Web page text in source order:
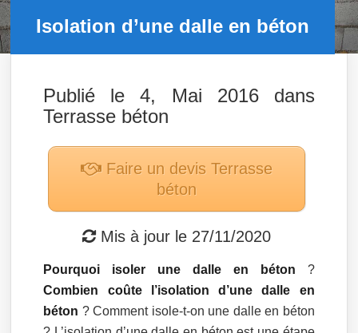
Isolation d’une dalle en béton
Publié le 4, Mai 2016 dans
Terrasse béton
Faire un devis Terrasse
béton
Mis à jour le 27/11/2020
Pourquoi isoler une dalle en béton ?
Combien coûte l’isolation d’une dalle en
béton ? Comment isole-t-on une dalle en béton